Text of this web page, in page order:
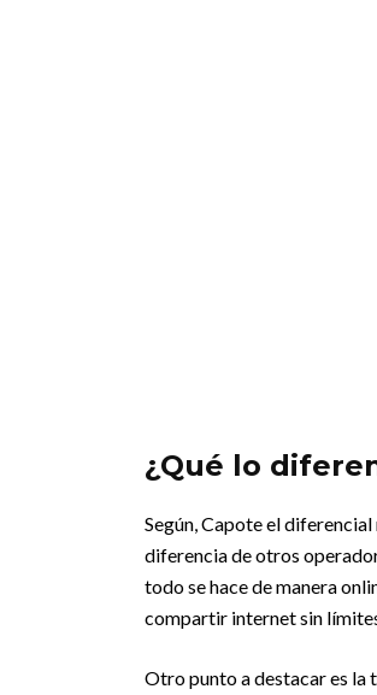
¿Qué lo
Según, Capote el
diferencia de otros
todo se hace de manera
compartir internet sin
Otro punto a destacar es la